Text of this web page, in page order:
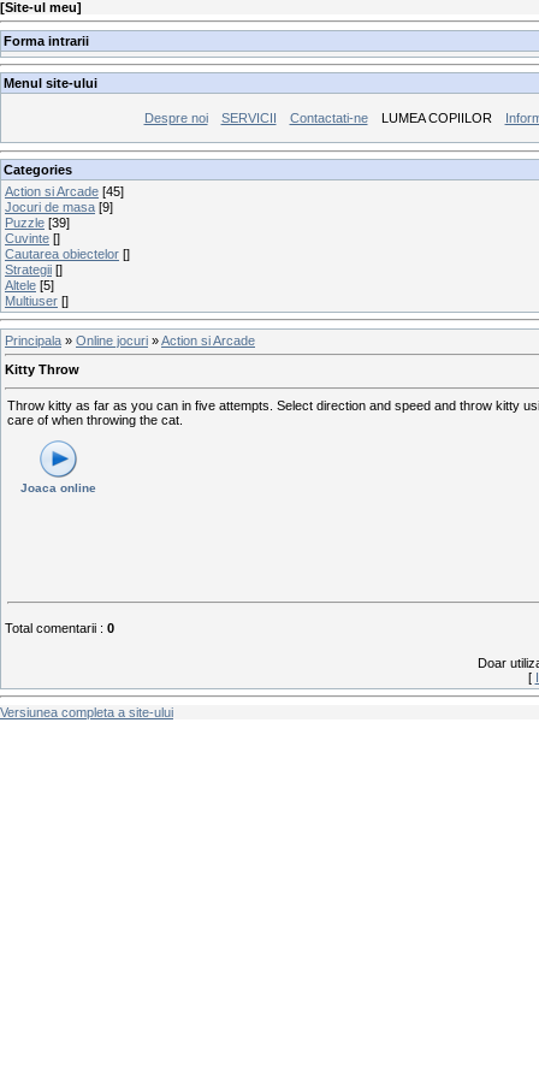
[Site-ul meu]
Forma intrarii
Menul site-ului
Despre noi SERVICII Contactati-ne LUMEA COPIILOR
Categories
Action si Arcade [45]
Jocuri de masa [9]
Puzzle [39]
Cuvinte []
Cautarea obiectelor []
Strategii []
Altele [5]
Multiuser []
Principala » Online jocuri »Action si Arcade
Kitty Throw
Throw kitty as far as you can in five attempts. Select direction and speed and throw kitty
care of when throwing the cat.
Joaca online
Total comentarii : 0
Doar
[
Versiunea completa a site-ului